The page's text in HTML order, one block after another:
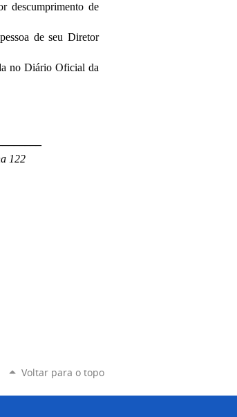
descumprimento de
de seu Diretor
no Diário Oficial da
122
Voltar para o topo